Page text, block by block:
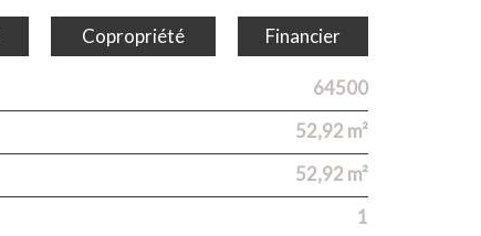
Copropriété Financier
64500
52,92 m²
52,92 m²
1